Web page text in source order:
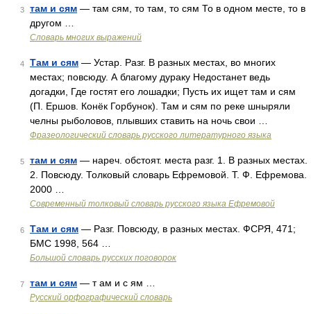
3 там и сям — там сям, то там, то сям То в одном месте, то в
другом …
Словарь многих выражений
4 Там и сям — Устар. Разг. В разных местах, во многих
местах; повсюду. А благому дураку Недостанет ведь
догадки, Где гостят его лошадки; Пусть их ищет там и сям
(П. Ершов. Конёк Горбунок). Там и сям по реке шныряли
челны рыболовов, плывших ставить на ночь свои …
Фразеологический словарь русского литературного языка
5 там и сям — нареч. обстоят. места разг. 1. В разных местах.
2. Повсюду. Толковый словарь Ефремовой. Т. Ф. Ефремова.
2000 …
Современный толковый словарь русского языка Ефремовой
6 Там и сям — Разг. Повсюду, в разных местах. ФСРЯ, 471;
БМС 1998, 564 …
Большой словарь русских поговорок
7 там и сям — т ам и с ям …
Русский орфографический словарь